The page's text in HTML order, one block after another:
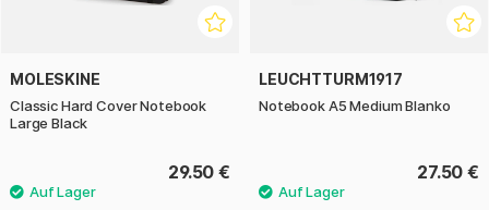
MOLESKINE
Classic Hard Cover Notebook
Large Black
29.50 €
LEUCHTTURM1917
Notebook A5 Medium Blanko
27.50 €